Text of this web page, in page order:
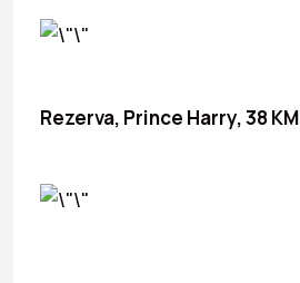
Rezerva, Prince Harry, 38 KM